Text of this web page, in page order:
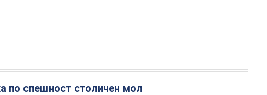
по спешност столичен мол